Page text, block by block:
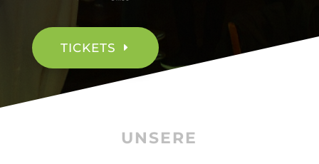
TICKETS
UNSERE